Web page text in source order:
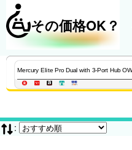
その価格OK？
: